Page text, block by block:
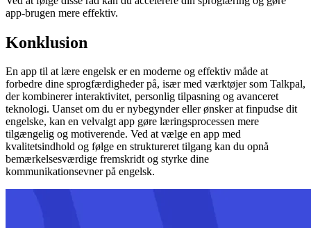
app-brugen mere effektiv.
Konklusion
En app til at lære engelsk er en moderne og effektiv måde at
forbedre dine sprogfærdigheder på, især med værktøjer som Talkpal,
der kombinerer interaktivitet, personlig tilpasning og avanceret
teknologi. Uanset om du er nybegynder eller ønsker at finpudse dit
engelske, kan en velvalgt app gøre læringsprocessen mere
tilgængelig og motiverende. Ved at vælge en app med
kvalitetsindhold og følge en struktureret tilgang kan du opnå
bemærkelsesværdige fremskridt og styrke dine
kommunikationsevner på engelsk.